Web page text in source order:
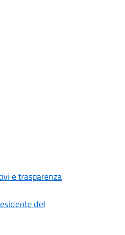
e trasparenza
del